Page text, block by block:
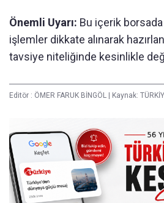
Önemli Uyarı: Bu içerik
işlemler dikkate alınarak
tavsiye niteliğinde kesinlikle
Editör : ÖMER FARUK BİNGÖL Kaynak: